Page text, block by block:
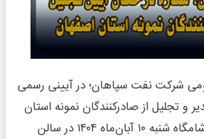
شرکت نفت سپاهان؛ در آیینی رسمی
و تجلیل از صادرکنندگان نمونه استان
اصفهان سال ۱۴۰۳، شامگاه شنبه ۱۰ آبان‌ماه ۱۴۰۴ در سالن